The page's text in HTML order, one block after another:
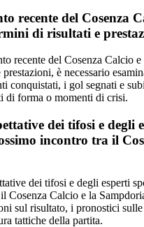
recente del Cosenza
di risultati e
recente del Cosenza Calcio
è necessario
conquistati, i gol segnati e
di forma o momenti di crisi.
dei tifosi e degli
incontro tra il
dei tifosi e degli esperti
Cosenza Calcio e la
sul risultato, i pronostici
tattiche della partita.